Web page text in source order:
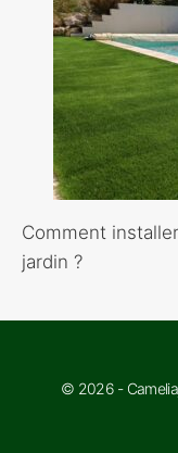
Comment
jardin ?
© 2026 -